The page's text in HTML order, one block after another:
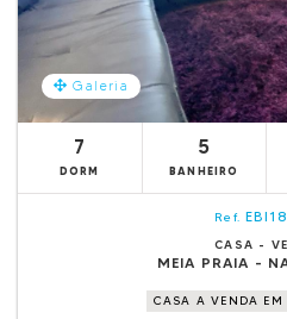
Galeria
7
DORM
5
BANHEIRO
Ref.
CASA -
MEIA PRAIA -
CASA A VENDA EM